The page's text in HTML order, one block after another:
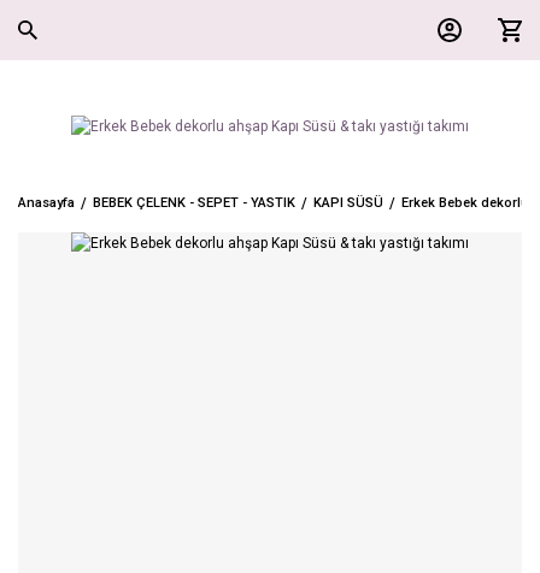
Anasayfa BEBEK ÇELENK - SEPET - YASTIK KAPI SÜSÜ Erkek Bebek dekorlu